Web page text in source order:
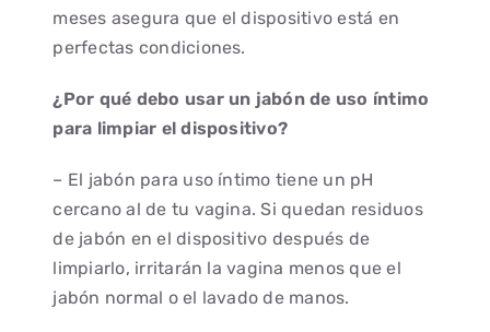
meses asegura que el dispositivo está en
perfectas condiciones.
¿Por qué debo usar un jabón de uso íntimo
para limpiar el dispositivo?
– El jabón para uso íntimo tiene un pH
cercano al de tu vagina. Si quedan residuos
de jabón en el dispositivo después de
limpiarlo, irritarán la vagina menos que el
jabón normal o el lavado de manos.